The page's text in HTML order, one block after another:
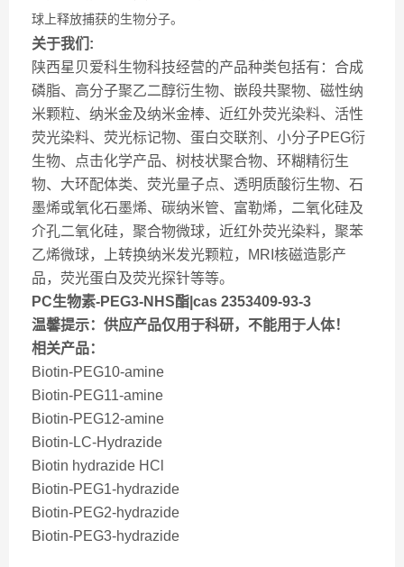
球上释放捕获的生物分子。
关于我们:
陕西星贝爱科生物科技经营的产品种类包括有：合成
磷脂、高分子聚乙二醇衍生物、嵌段共聚物、磁性纳
米颗粒、纳米金及纳米金棒、近红外荧光染料、活性
荧光染料、荧光标记物、蛋白交联剂、小分子PEG衍
生物、点击化学产品、树枝状聚合物、环糊精衍生
物、大环配体类、荧光量子点、透明质酸衍生物、石
墨烯或氧化石墨烯、碳纳米管、富勒烯，二氧化硅及
介孔二氧化硅，聚合物微球，近红外荧光染料，聚苯
乙烯微球，上转换纳米发光颗粒，MRI核磁造影产
品，荧光蛋白及荧光探针等等。
PC生物素-PEG3-NHS酯|cas 2353409-93-3
温馨提示：供应产品仅用于科研，不能用于人体！
相关产品：
Biotin-PEG10-amine
Biotin-PEG11-amine
Biotin-PEG12-amine
Biotin-LC-Hydrazide
Biotin hydrazide HCl
Biotin-PEG1-hydrazide
Biotin-PEG2-hydrazide
Biotin-PEG3-hydrazide